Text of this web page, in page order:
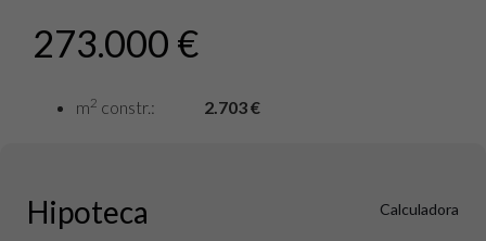
273.000 €
m2 constr.: 2.703 €
Hipoteca Calculadora